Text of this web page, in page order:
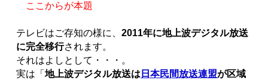
ここからが本題
テレビはご存知の様に、2011年に地上波デジタル放送
に完全移行されます。
それはよしとして・・・。
実は「地上波デジタル放送は 日本民間放送連盟が区域